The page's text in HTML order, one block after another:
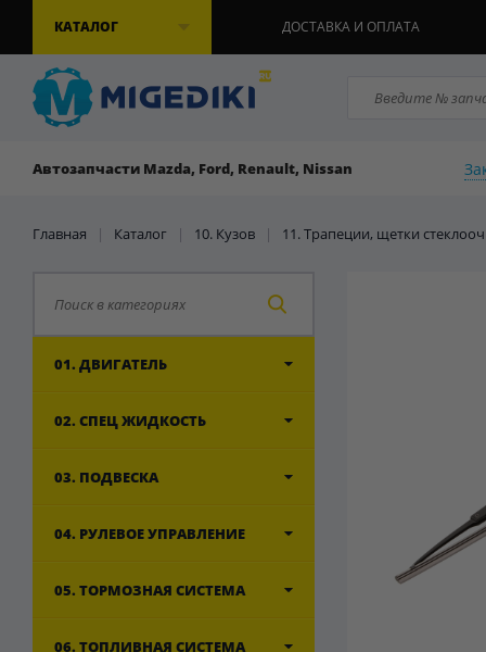
КАТАЛОГ ДОСТАВКА И ОПЛАТА
Автозапчасти Mazda, Ford, Renault, Nissan
Главная | Каталог | 10. Кузов | 11. Трапеции, щетки
01. ДВИГАТЕЛЬ
02. СПЕЦ ЖИДКОСТЬ
03. ПОДВЕСКА
04. РУЛЕВОЕ УПРАВЛЕНИЕ
05. ТОРМОЗНАЯ СИСТЕМА
06. ТОПЛИВНАЯ СИСТЕМА